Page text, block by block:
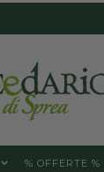
% OFFERTE %